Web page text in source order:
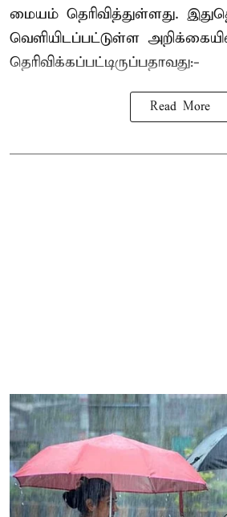
மையம் தெரிவித்துள்ளது.
வெளியிடப்பட்டுள்ள
தெரிவிக்கப்பட்டிருப்பதாவது:-
Read More